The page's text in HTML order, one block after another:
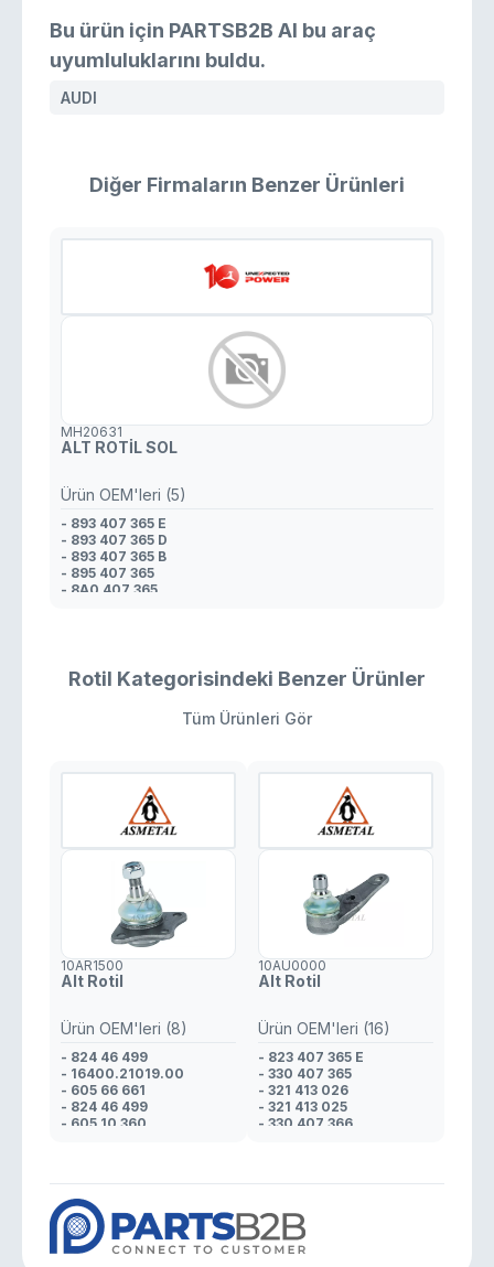
Bu ürün için PARTSB2B AI bu araç
uyumluluklarını buldu.
AUDI
Diğer Firmaların Benzer Ürünleri
MH20631
ALT ROTİL SOL
Ürün OEM'leri (5)
- 893 407 365 E
- 893 407 365 D
- 893 407 365 B
- 895 407 365
- 8A0 407 365
Rotil Kategorisindeki Benzer Ürünler
Tüm Ürünleri Gör
10AR1500
Alt Rotil
Ürün OEM'leri (8)
- 824 46 499
- 16400.21019.00
- 605 66 661
- 824 46 499
- 605 10 360
10AU0000
Alt Rotil
Ürün OEM'leri (16)
- 823 407 365 E
- 330 407 365
- 321 413 026
- 321 413 025
- 330 407 366
- 321 413 026
- 321 413 026
- 823 412 025 D
- 321 413 025